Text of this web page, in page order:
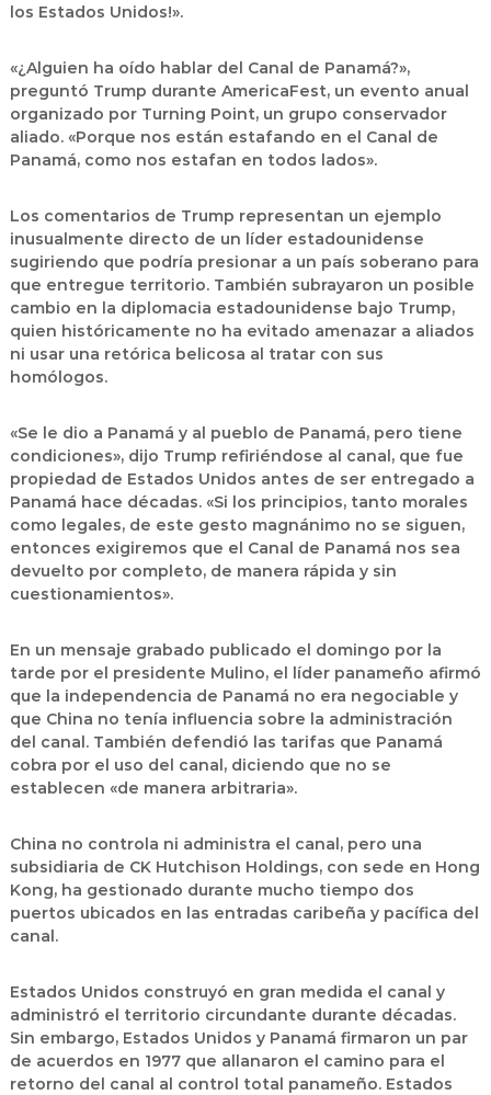
los Estados Unidos!».
«¿Alguien ha oído hablar del Canal de Panamá?»,
preguntó Trump durante AmericaFest, un evento anual
organizado por Turning Point, un grupo conservador
aliado. «Porque nos están estafando en el Canal de
Panamá, como nos estafan en todos lados».
Los comentarios de Trump representan un ejemplo
inusualmente directo de un líder estadounidense
sugiriendo que podría presionar a un país soberano para
que entregue territorio. También subrayaron un posible
cambio en la diplomacia estadounidense bajo Trump,
quien históricamente no ha evitado amenazar a aliados
ni usar una retórica belicosa al tratar con sus
homólogos.
«Se le dio a Panamá y al pueblo de Panamá, pero tiene
condiciones», dijo Trump refiriéndose al canal, que fue
propiedad de Estados Unidos antes de ser entregado a
Panamá hace décadas. «Si los principios, tanto morales
como legales, de este gesto magnánimo no se siguen,
entonces exigiremos que el Canal de Panamá nos sea
devuelto por completo, de manera rápida y sin
cuestionamientos».
En un mensaje grabado publicado el domingo por la
tarde por el presidente Mulino, el líder panameño afirmó
que la independencia de Panamá no era negociable y
que China no tenía influencia sobre la administración
del canal. También defendió las tarifas que Panamá
cobra por el uso del canal, diciendo que no se
establecen «de manera arbitraria».
China no controla ni administra el canal, pero una
subsidiaria de CK Hutchison Holdings, con sede en Hong
Kong, ha gestionado durante mucho tiempo dos
puertos ubicados en las entradas caribeña y pacífica del
canal.
Estados Unidos construyó en gran medida el canal y
administró el territorio circundante durante décadas.
Sin embargo, Estados Unidos y Panamá firmaron un par
de acuerdos en 1977 que allanaron el camino para el
retorno del canal al control total panameño. Estados